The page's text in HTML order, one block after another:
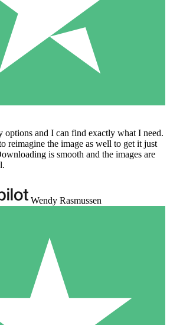
options and I can find exactly what I need.
reimagine the image as well to get it just
is smooth and the images are
Wendy Rasmussen